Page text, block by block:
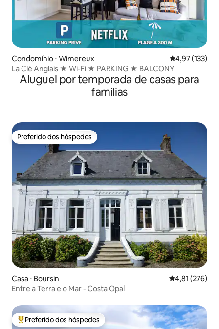
Condomínio ⋅ Wimereux 4,97 de uma
4,97 (133)
La Clé Anglais ★ Wi-Fi ★ PARKING ★ BALCONY
Aluguel por temporada de casas para
famílias
Preferido dos hóspedes
Preferido dos hóspedes
Casa ⋅ Boursin 4,81 de uma
4,81 (276)
Entre a Terra e o Mar - Costa Opal
Entre os melhores preferidos dos hóspedes
Preferido dos hóspedes